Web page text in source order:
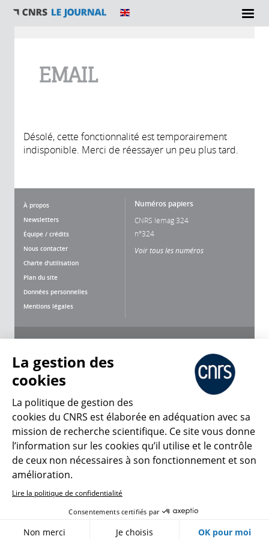
EMAIL
Désolé, cette fonctionnalité est temporairement
indisponible. Merci de réessayer un peu plus tard.
À propos
Newsletters
Équipe / crédits
Nous contacter
Charte d'utilisation
Plan du site
Données personnelles
Mentions légales
Numéros papiers
CNRS lemag 324
n°324
Voir tous les numéros
CNRS Le Mag
© 2026, CNRS
Créer un compte Se connecter
Gestion des cookies
La gestion des
cookies
La politique de gestion des
cookies du CNRS est élaborée en adéquation avec sa
mission de recherche scientifique. Ce site vous donne
l’information sur les cookies qu’il utilise et le contrôle
de ceux non nécessaires à son fonctionnement et son
amélioration.
Lire la politique de confidentialité
Consentements certifiés par
Non merci Je choisis OK pour moi